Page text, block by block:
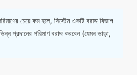
চেয়ে কম হলে, সিস্টেম একটি বরাদ্দ বিভাগ
প্রদানের পরিমাণ বরাদ্দ করবেন (যেমন ভাড়া,